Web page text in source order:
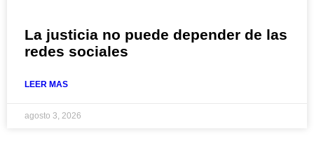
La justicia no puede depender de las
redes sociales
LEER MAS
agosto 3, 2026